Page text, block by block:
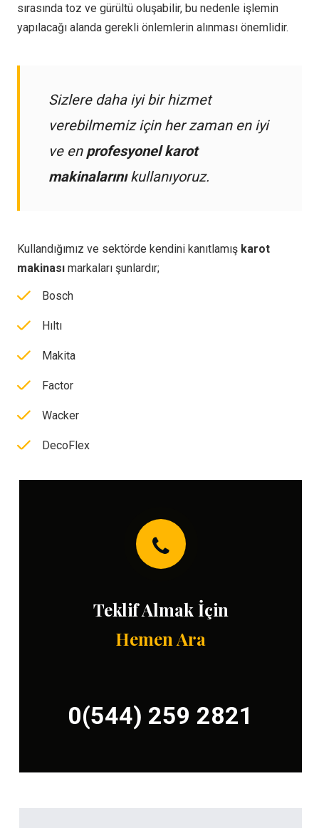
sırasında toz ve gürültü oluşabilir, bu nedenle işlemin
yapılacağı alanda gerekli önlemlerin alınması önemlidir.
Sizlere daha iyi bir hizmet
verebilmemiz için her zaman en iyi
ve en profesyonel karot
makinalarınıkullanıyoruz.
Kullandığımız ve sektörde kendini kanıtlamış karot
makinası markaları şunlardır;
Bosch
Hıltı
Makita
Factor
Wacker
DecoFlex
Teklif Almak İçin
Hemen Ara
0(544) 259 2821